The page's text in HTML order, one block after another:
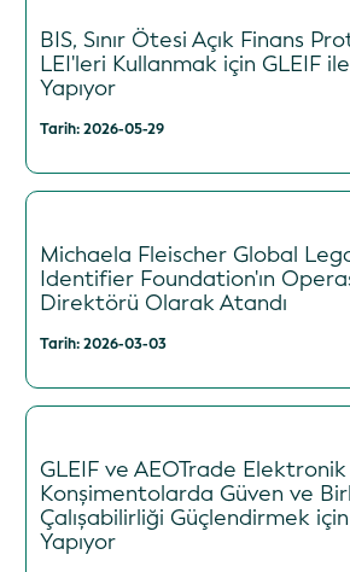
BIS, Sınır Ötesi Açık Finans
LEI'leri Kullanmak için GLEIF
Yapıyor
Tarih: 2026-05-29
Michaela Fleischer Global
Identifier Foundation'ın
Direktörü Olarak Atandı
Tarih: 2026-03-03
GLEIF ve AEOTrade Elektronik
Konşimentolarda Güven ve
Çalışabilirliği Güçlendirmek
Yapıyor